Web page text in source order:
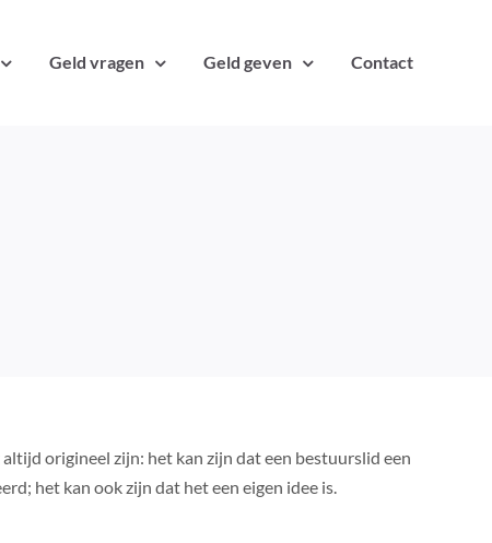
Geld vragen Geld geven Contact
origineel zijn: het kan zijn dat een bestuurslid een
het kan ook zijn dat het een eigen idee is.